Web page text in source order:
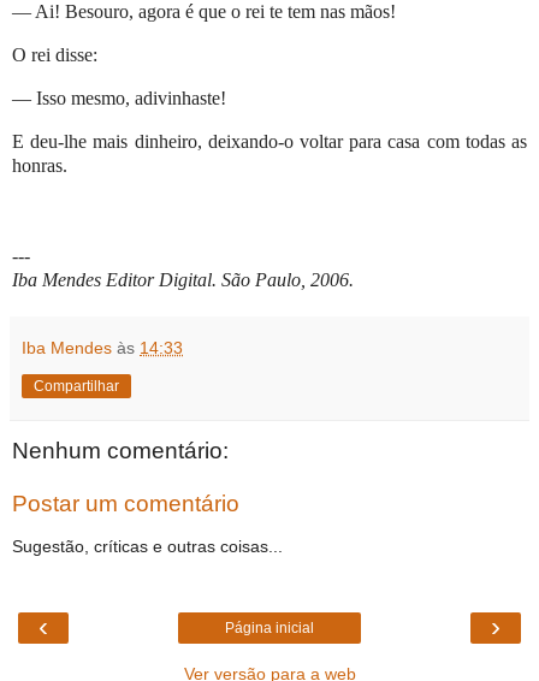
— Ai! Besouro, agora é que o rei te tem nas mãos!
O rei disse:
— Isso mesmo, adivinhaste!
E deu-lhe mais dinheiro, deixando-o voltar para casa com todas as
honras.
---
Iba Mendes Editor Digital. São Paulo, 2006.
Iba Mendes às 14:33
Compartilhar
Nenhum comentário:
Postar um comentário
Sugestão, críticas e outras coisas...
‹ ›
Página inicial
Ver versão para a web